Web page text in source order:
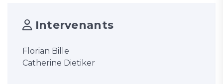
Intervenants
Florian Bille
Catherine Dietiker